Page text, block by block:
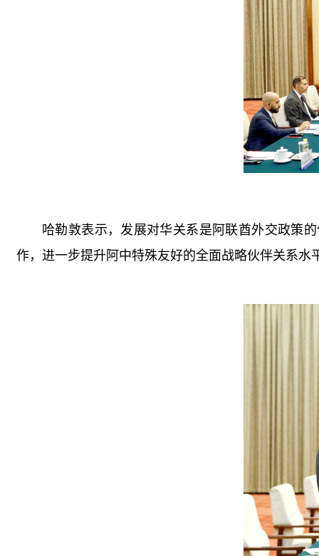
哈勒敦表示，发展对华关系是阿联酋外交政策
作，进一步提升阿中特殊友好的全面战略伙伴关系